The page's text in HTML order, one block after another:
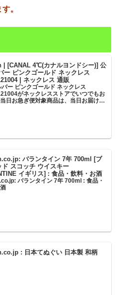
。
| [CANAL 4℃(カナルヨンドシー)] 公
ー ピンクゴールド ネックレス
| ネックレス 通販
ー ピンクゴールド ネックレス
がネックレスストアでいつでもお
日お急ぎ便対象商品は、当日お届け可
バランタイン 7年 700ml [ブ
ド スコッチ ウイスキー
イギリス] : 食品・飲料・お酒
バランタイン 7年 700ml : 食品・
: 日本てぬぐい 日本製 和柄